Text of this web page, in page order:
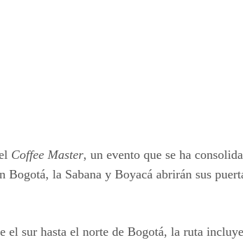
Coffee Master, un evento que se ha
la Sabana y Boyacá abrirán sus
el sur hasta el norte de Bogotá, la ruta